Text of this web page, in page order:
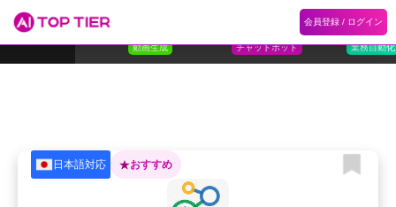
会員登録 / ログイン
ランキング
動画生成 チャットボット
3
Flokzu
業務自動化
日本語対応 おすすめ
ホーム 記事